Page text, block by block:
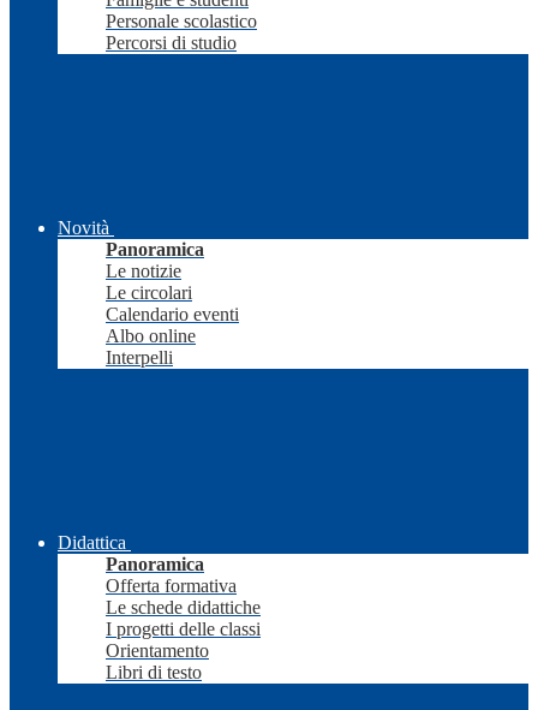
Personale scolastico
Percorsi di studio
Novità
Panoramica
Le notizie
Le circolari
Calendario eventi
Albo online
Interpelli
Didattica
Panoramica
Offerta formativa
Le schede didattiche
I progetti delle classi
Orientamento
Libri di testo